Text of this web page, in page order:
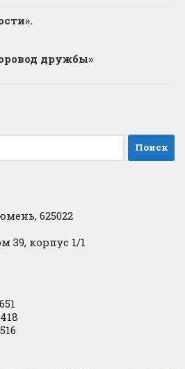
дружбы»
625022
39, корпус 1/1